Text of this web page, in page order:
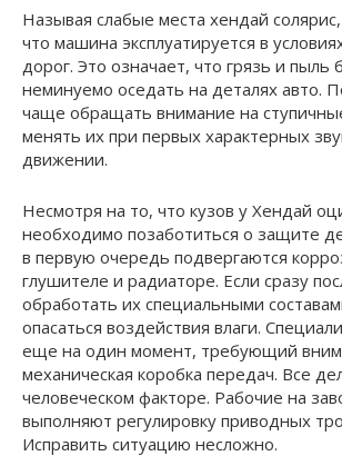
Называя слабые места хендай
что машина эксплуатируется в
дорог. Это означает, что грязь и пыль
неминуемо оседать на деталях авто.
чаще обращать внимание на
менять их при первых характерных
движении.
Несмотря на то, что кузов у Хендай
необходимо позаботиться о защите
в первую очередь подвергаются
глушителе и радиаторе. Если сразу
обработать их специальными
опасаться воздействия влаги.
еще на один момент, требующий
механическая коробка передач. Все
человеческом факторе. Рабочие на
выполняют регулировку приводных
Исправить ситуацию несложно.